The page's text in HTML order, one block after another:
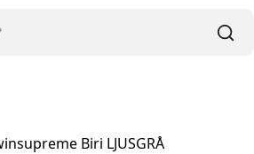
Biri LJUSGRÅ